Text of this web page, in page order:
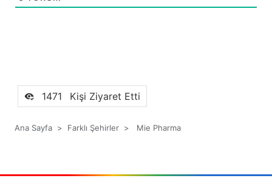
1471 Kişi Ziyaret Etti
Ana Sayfa > Farklı Şehirler > Mie Pharma